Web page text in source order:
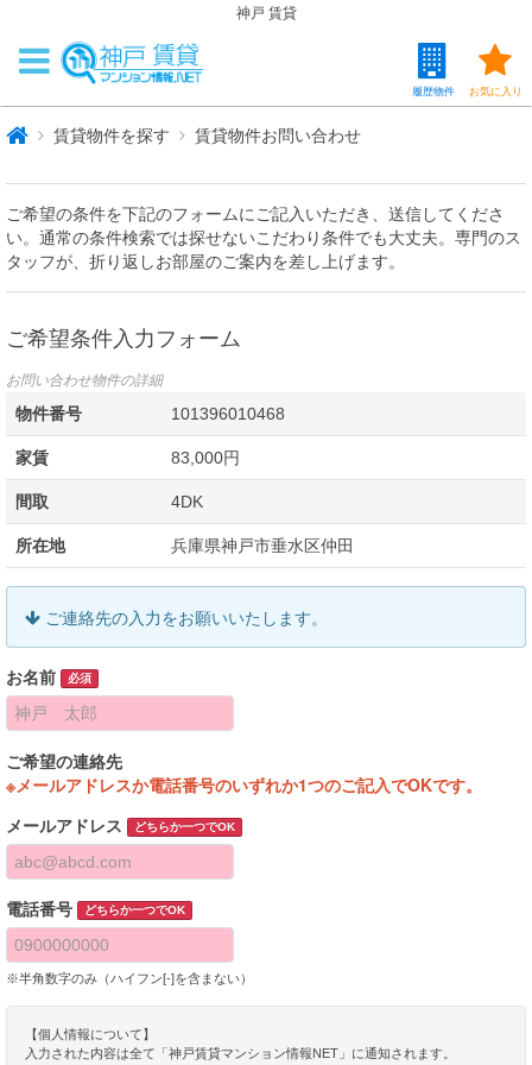
神戸 賃貸
お気に入り
履歴物件
賃貸物件を探す 賃貸物件お問い合わせ
ご希望の条件を下記のフォームにご記入いただき、送信してくださ
い。通常の条件検索では探せないこだわり条件でも大丈夫。専門のス
タッフが、折り返しお部屋のご案内を差し上げます。
ご希望条件入力フォーム
お問い合わせ物件の詳細
物件番号 101396010468
家賃 83,000円
間取 4DK
所在地 兵庫県神戸市垂水区仲田
ご連絡先の入力をお願いいたします。
お名前 必須
ご希望の連絡先
※メールアドレスか電話番号のいずれか1つのご記入でOKです。
メールアドレス どちらか一つでOK
電話番号 どちらか一つでOK
※半角数字のみ（ハイフン[-]を含まない）
【個人情報について】
入力された内容は全て「神戸賃貸マンション情報NET」に通知されます。